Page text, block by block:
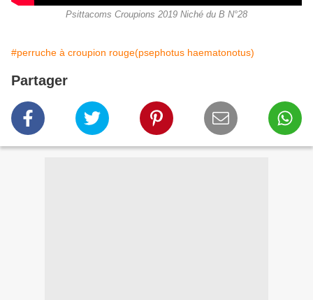
Psittacoms Croupions 2019 Niché du B N°28
#perruche à croupion rouge(psephotus haematonotus)
Partager